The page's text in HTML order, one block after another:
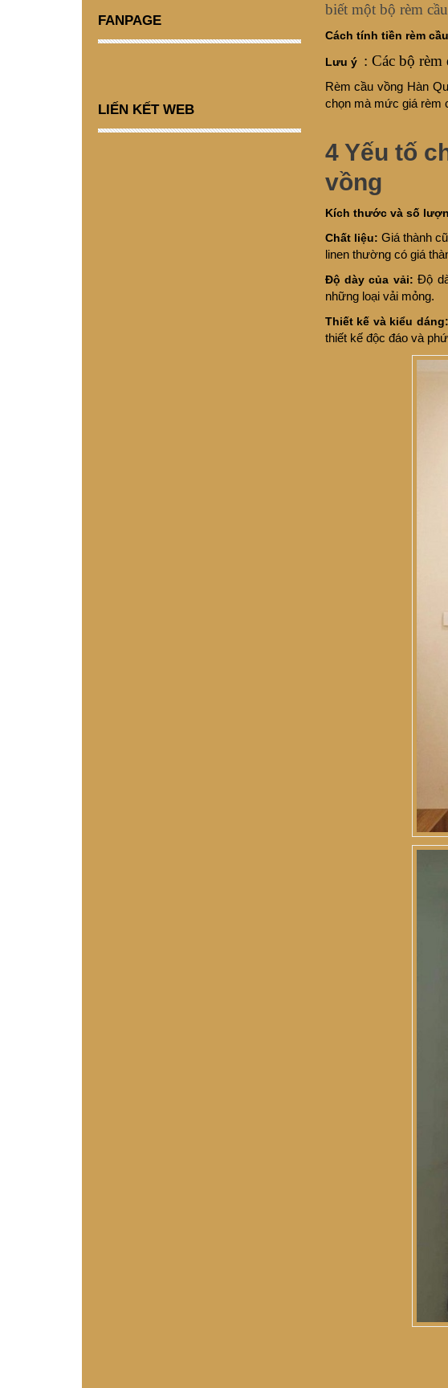
FANPAGE
LIẾN KẾT WEB
biết một bộ rèm
Cách tính tiền rèm
Lưu ý : Các bộ
Rèm cầu vồng Hàn
chọn mà mức giá rèm
4 Yếu tố
vồng
Kích thước và số
Chất liệu: Giá thành
linen thường có giá
Độ dày của vải: Độ
những loại vải mỏng.
Thiết kế và kiểu
thiết kế độc đáo và